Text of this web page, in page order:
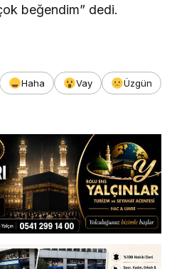
beğendim” dedi.
Haha Vay
Üzgün